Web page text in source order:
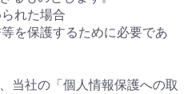
れた場合
を保護するために必要であ
当社の「個人情報保護への取